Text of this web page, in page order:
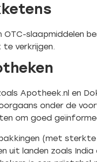
OTC-slaapmiddelen
verkrijgen.
Apotheek.nl en
onder de
om goed
(met sterkte
uit landen zoals